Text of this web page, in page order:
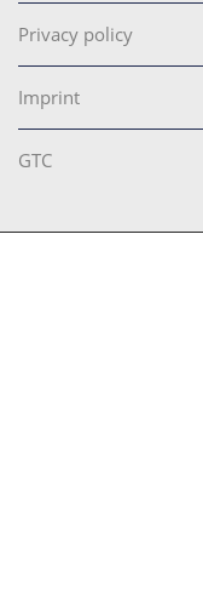
Privacy policy
Imprint
GTC